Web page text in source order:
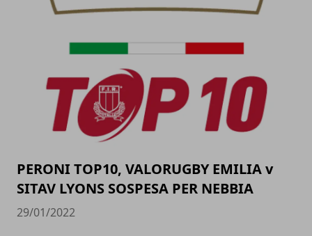
PERONI TOP10, VALORUGBY EMILIA v
SITAV LYONS SOSPESA PER NEBBIA
29/01/2022